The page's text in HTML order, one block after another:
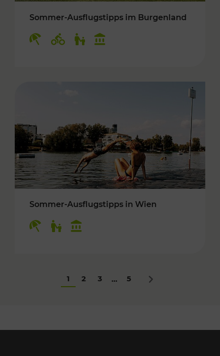
Sommer-Ausflugstipps im Burgenland
Sommer-Ausflugstipps in Wien
1 2 3 ... 5 Nächstes